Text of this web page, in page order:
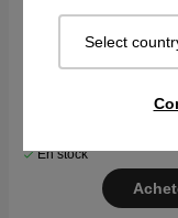
Select
Mulching blade
En stock